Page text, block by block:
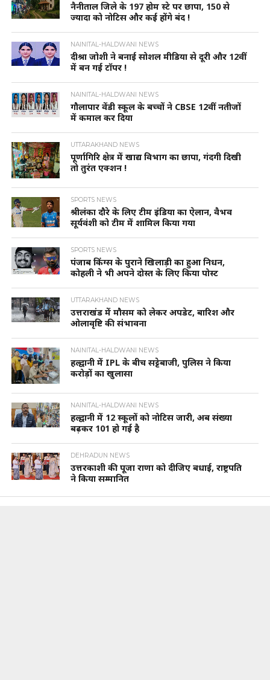
नैनीताल जिले के 197 होम स्टे पर छापा, 150 से
ज्यादा को नोटिस और कई होंगे बंद !
NAINITAL-HALDWANI NEWS
दीश्रा जोशी ने बनाई सोशल मीडिया से दूरी और 12वीं
में बन गई टॉपर !
NAINITAL-HALDWANI NEWS
गौलापार वेंडी स्कूल के बच्चों ने CBSE 12वीं नतीजों
में कमाल कर दिया
UTTARAKHAND NEWS
पूर्णागिरि क्षेत्र में खाद्य विभाग का छापा, गंदगी दिखी
तो तुरंत एक्शन !
SPORTS NEWS
श्रीलंका दौरे के लिए टीम इंडिया का ऐलान, वैभव
सूर्यवंशी को टीम में शामिल किया गया
SPORTS NEWS
पंजाब किंग्स के पुराने खिलाड़ी का हुआ निधन,
कोहली ने भी अपने दोस्त के लिए किया पोस्ट
UTTARAKHAND NEWS
उत्तराखंड में मौसम को लेकर अपडेट, बारिश और
ओलावृष्टि की संभावना
NAINITAL-HALDWANI NEWS
हल्द्वानी में IPL के बीच सट्टेबाजी, पुलिस ने किया
करोड़ों का खुलासा
NAINITAL-HALDWANI NEWS
हल्द्वानी में 12 स्कूलों को नोटिस जारी, अब संख्या
बढ़कर 101 हो गई है
DEHRADUN NEWS
उत्तरकाशी की पूजा राणा को दीजिए बधाई, राष्ट्रपति
ने किया सम्मानित